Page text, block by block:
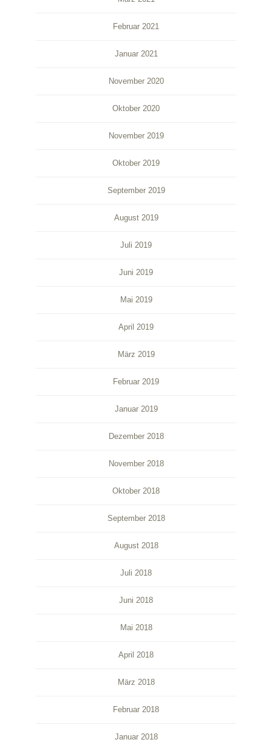
Februar 2021
Januar 2021
November 2020
Oktober 2020
November 2019
Oktober 2019
September 2019
August 2019
Juli 2019
Juni 2019
Mai 2019
April 2019
März 2019
Februar 2019
Januar 2019
Dezember 2018
November 2018
Oktober 2018
September 2018
August 2018
Juli 2018
Juni 2018
Mai 2018
April 2018
März 2018
Februar 2018
Januar 2018